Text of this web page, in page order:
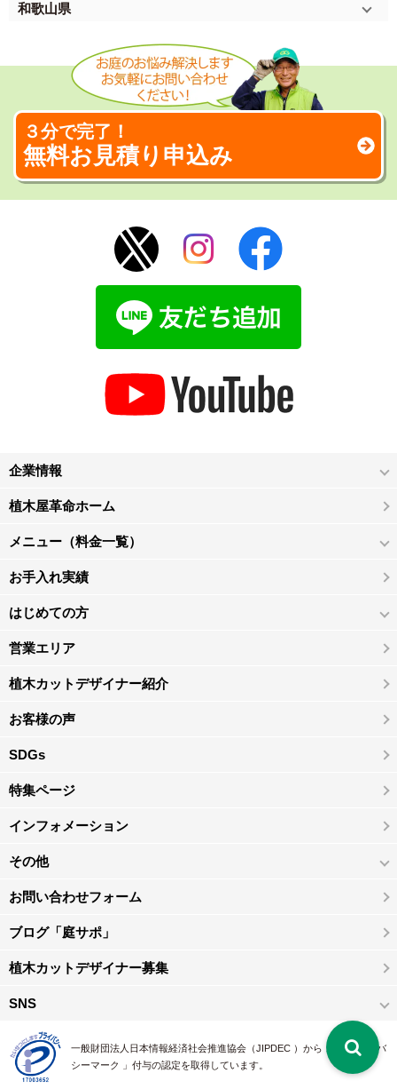
和歌山県
３分で完了！
無料お見積り申込み
企業情報
植木屋革命ホーム
メニュー（料金一覧）
お手入れ実績
はじめての方
営業エリア
植木カットデザイナー紹介
お客様の声
SDGs
特集ページ
インフォメーション
その他
お問い合わせフォーム
ブログ「庭サポ」
植木カットデザイナー募集
SNS
一般財団法人日本情報経済社会推進協会（JIPDEC ）から 、「 プライバ
シーマーク 」付与の認定を取得しています。